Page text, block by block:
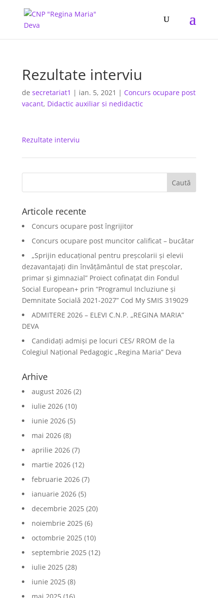
Rezultate interviu
de secretariat1 | ian. 5, 2021 | Concurs ocupare post
vacant, Didactic auxiliar si nedidactic
Rezultate interviu
Articole recente
Concurs ocupare post îngrijitor
Concurs ocupare post muncitor calificat – bucătar
„Sprijin educațional pentru preșcolarii și elevii
dezavantajați din învățământul de stat preșcolar,
primar și gimnazial” Proiect cofinațat din Fondul
Social European+ prin “Programul Incluziune și
Demnitate Socială 2021-2027” Cod My SMIS 319029
ADMITERE 2026 – ELEVI C.N.P. „REGINA MARIA”
DEVA
Candidați admiși pe locuri CES/ RROM de la
Colegiul Național Pedagogic „Regina Maria” Deva
Arhive
august 2026(2)
iulie 2026(10)
iunie 2026(5)
mai 2026(8)
aprilie 2026(7)
martie 2026(12)
februarie 2026(7)
ianuarie 2026(5)
decembrie 2025(20)
noiembrie 2025(6)
octombrie 2025(10)
septembrie 2025(12)
iulie 2025(28)
iunie 2025(8)